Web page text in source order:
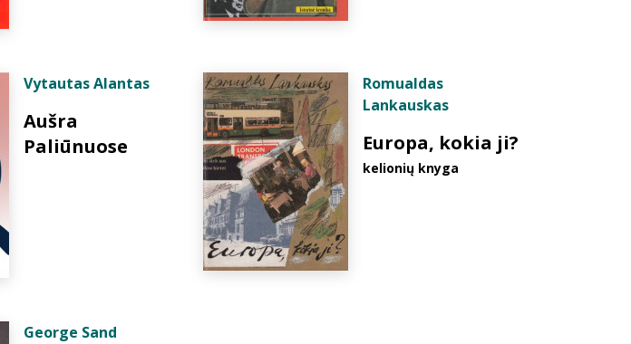
Vytautas Alantas
Aušra
Paliūnuose
Romualdas
Lankauskas
Europa, kokia ji?
kelionių knyga
George Sand